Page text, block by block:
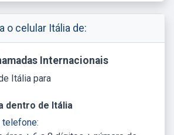
o celular Itália de:
Internacionais
Itália para
dentro de Itália
telefone: